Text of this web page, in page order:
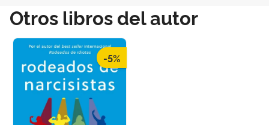
Otros libros del autor
-5%